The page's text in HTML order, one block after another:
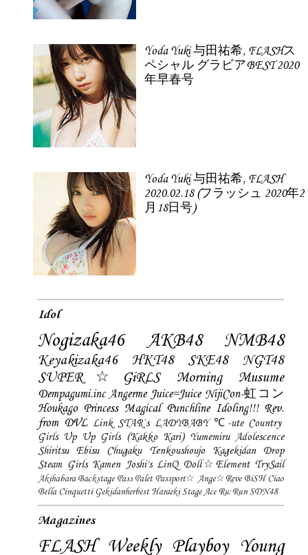
Yoda Yuki 与田祐希, FLASHス
ペシャル グラビアBEST 2020
年早春号
Yoda Yuki 与田祐希, FLASH
2020.02.18 (フラッシュ 2020年2
月18日号)
Idol
Nogizaka46 AKB48 NMB48
Keyakizaka46 HKT48 SKE48
NGT48
SUPER☆GiRLS
Morning Musume
Dempagumi.inc Angerme Juice=Juice NijiCon-虹コン
Houkago Princess Magical Punchline Idoling!!! Rev.
from DVL Link STAR`s LADYBABY ℃-ute Country
Girls Up Up Girls (Kakko Kari) Yumemiru Adolescence
Shiritsu Ebisu Chugaku
Tenkoushoujo Kagekidan
Drop
Steam Girls Kamen Joshi's LinQ Doll☆Element TrySail
Akihabara Backstage Pass Palet Passport☆ Ange☆Reve BiSH Ciao
Bella Cinquetti Gekidanherbest Haraeki Stage Ace Ru:Run SDN48
Magazines
FLASH Weekly Playboy Young